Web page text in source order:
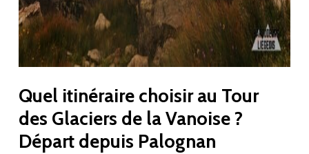
Quel itinéraire choisir au Tour
des Glaciers de la Vanoise ?
Départ depuis Palognan